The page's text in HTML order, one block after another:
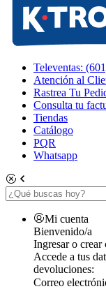
Televentas:
Atención al
Rastrea Tu
Consulta tu
Tiendas
Catálogo
PQR
Whatsapp
Mi cuenta
Bienvenido/a
Ingresar o crear
Accede a tus
devoluciones:
Correo